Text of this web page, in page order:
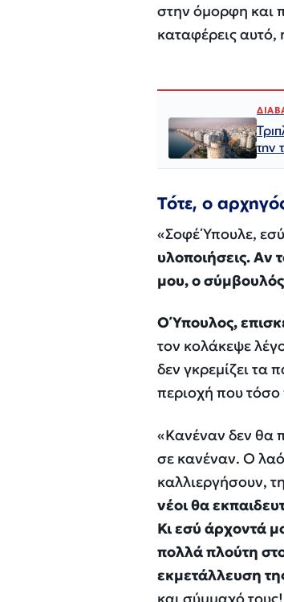
στην όμορφη και
καταφέρεις αυτό,
την
Τότε, ο
«Σοφέ Ύπουλε,
υλοποιήσεις. Αν
μου, ο
Ο Ύπουλος,
τον κολάκεψε
δεν γκρεμίζει τα
περιοχή που
«Κανέναν δεν θα
σε κανέναν. Ο
καλλιεργήσουν,
νέοι θα
Κι εσύ άρχοντά
πολλά πλούτη
εκμετάλλευση
και σύμμαχό